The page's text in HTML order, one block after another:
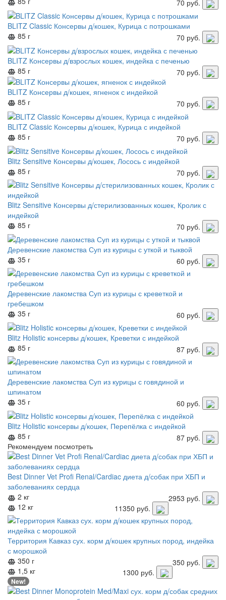
70 руб.
BLITZ Classic Консервы д/кошек, Курица с потрошками
85 г
70 руб.
BLITZ Консервы д/взрослых кошек, индейка с печенью
85 г
70 руб.
BLITZ Консервы д/кошек, ягненок с индейкой
85 г
70 руб.
BLITZ Classic Консервы д/кошек, Курица с индейкой
85 г
70 руб.
Blitz Sensitive Консервы д/кошек, Лосось с индейкой
85 г
70 руб.
Blitz Sensitive Консервы д/стерилизованных кошек, Кролик с
индейкой
85 г
70 руб.
Деревенские лакомства Суп из курицы с уткой и тыквой
35 г
60 руб.
Деревенские лакомства Суп из курицы с креветкой и
гребешком
35 г
60 руб.
Blitz Holistic консервы д/кошек, Креветки с индейкой
85 г
87 руб.
Деревенские лакомства Суп из курицы с говядиной и
шпинатом
35 г
60 руб.
Blitz Holistic консервы д/кошек, Перепёлка с индейкой
85 г
87 руб.
Рекомендуем посмотреть
Best Dinner Vet Profi Renal/Cardiac диета д/собак при ХБП и
заболеваниях сердца
2 кг
2953 руб.
12 кг
11350 руб.
Территория Кавказ сух. корм д/кошек крупных пород, индейка
с морошкой
350 г
350 руб.
1,5 кг
1300 руб.
New!